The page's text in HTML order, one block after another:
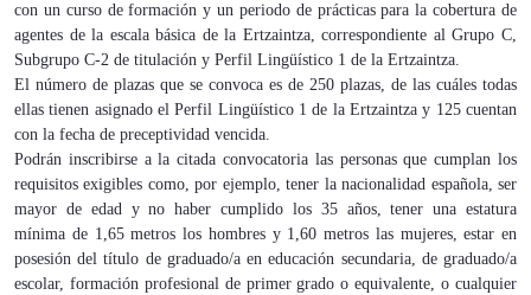
con un curso de formación y un periodo de prácticas para la cobertura de
agentes de la escala básica de la Ertzaintza, correspondiente al Grupo C,
Subgrupo C-2 de titulación y Perfil Lingüístico 1 de la Ertzaintza.
El número de plazas que se convoca es de 250 plazas, de las cuáles todas
ellas tienen asignado el Perfil Lingüístico 1 de la Ertzaintza y 125 cuentan
con la fecha de preceptividad vencida.
Podrán inscribirse a la citada convocatoria las personas que cumplan los
requisitos exigibles como, por ejemplo, tener la nacionalidad española, ser
mayor de edad y no haber cumplido los 35 años, tener una estatura
mínima de 1,65 metros los hombres y 1,60 metros las mujeres, estar en
posesión del título de graduado/a en educación secundaria, de graduado/a
escolar, formación profesional de primer grado o equivalente, o cualquier